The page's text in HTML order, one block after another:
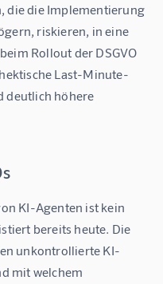
die die Implementierung
riskieren, in eine
Rollout der DSGVO
Last-Minute-
deutlich höhere
KI-Agenten ist kein
bereits heute. Die
unkontrollierte KI-
mit welchem